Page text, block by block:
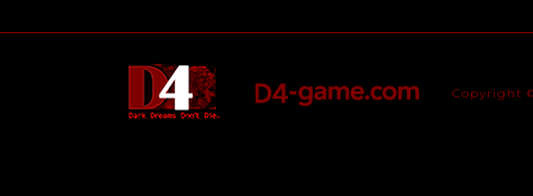
Copyright ©